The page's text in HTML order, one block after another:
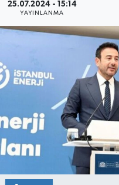
25.07.2024 - 15:14
YAYINLANMA